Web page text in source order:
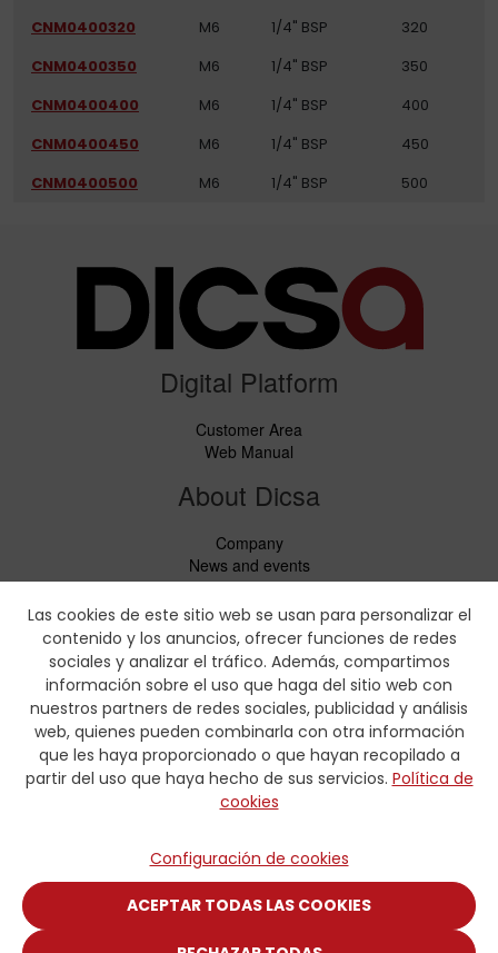
Las cookies de este sitio web se usan para personalizar el
contenido y los anuncios, ofrecer funciones de redes
sociales y analizar el tráfico. Además, compartimos
información sobre el uso que haga del sitio web con
nuestros partners de redes sociales, publicidad y análisis
web, quienes pueden combinarla con otra información
que les haya proporcionado o que hayan recopilado a
partir del uso que haya hecho de sus servicios. Política de
cookies
Configuración de cookies
ACEPTAR TODAS LAS COOKIES
CNM0400320
M6 1/4" BSP
320
CNM0400350
M6 1/4" BSP
350
CNM0400400
M6 1/4" BSP
400
CNM0400450
M6 1/4" BSP
450
CNM0400500
M6 1/4" BSP 500
Digital Platform
Customer Area
Web Manual
About Dicsa
Company
News and events
Services
Code of Conduct
Social responsability
CbC Report
Downloads
Price lists and leaflets
Certificates
Crimping charts
Hydraulic Forms
Contact
Contact